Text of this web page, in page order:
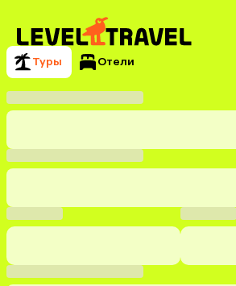
Туры Отели